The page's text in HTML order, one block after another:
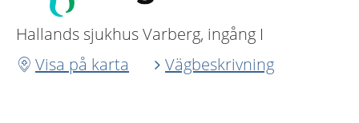
Hallands sjukhus Varberg, ingång I
Visa på karta
Vägbeskrivning